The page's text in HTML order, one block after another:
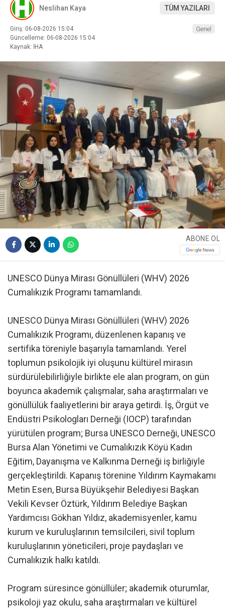
Neslihan Kaya TÜM YAZILARI
Giriş: 06-08-2026 15:04
Güncelleme: 06-08-2026 15:04
Kaynak: İHA
Genel
ABONE OL
UNESCO Dünya Mirası Gönüllüleri (WHV) 2026
Cumalıkızık Programı tamamlandı.
UNESCO Dünya Mirası Gönüllüleri (WHV) 2026
Cumalıkızık Programı, düzenlenen kapanış ve
sertifika töreniyle başarıyla tamamlandı. Yerel
toplumun psikolojik iyi oluşunu kültürel mirasın
sürdürülebilirliğiyle birlikte ele alan program, on gün
boyunca akademik çalışmalar, saha araştırmaları ve
gönüllülük faaliyetlerini bir araya getirdi. İş, Örgüt ve
Endüstri Psikologları Derneği (IOCP) tarafından
yürütülen program; Bursa UNESCO Derneği, UNESCO
Bursa Alan Yönetimi ve Cumalıkızık Köyü Kadın
Eğitim, Dayanışma ve Kalkınma Derneği iş birliğiyle
gerçekleştirildi. Kapanış törenine Yıldırım Kaymakamı
Metin Esen, Bursa Büyükşehir Belediyesi Başkan
Vekili Kevser Öztürk, Yıldırım Belediye Başkan
Yardımcısı Gökhan Yıldız, akademisyenler, kamu
kurum ve kuruluşlarının temsilcileri, sivil toplum
kuruluşlarının yöneticileri, proje paydaşları ve
Cumalıkızık halkı katıldı.
Program süresince gönüllüler; akademik oturumlar,
psikoloji yaz okulu, saha araştırmaları ve kültürel